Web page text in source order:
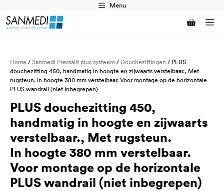
naar
de
Menu
Home /Sanmedi Pressalit plus systeem/ Douchezittingen / PLUS
douchezitting 450, handmatig in hoogte en zijwaarts verstelbaar., Met
rugsteun. In hoogte 380 mm verstelbaar. Voor montage op de horizontale
PLUS wandrail (niet inbegrepen)
PLUS douchezitting 450,
handmatig in hoogte en zijwaarts
verstelbaar., Met rugsteun.
In hoogte 380 mm verstelbaar.
Voor montage op de horizontale
PLUS wandrail (niet inbegrepen)